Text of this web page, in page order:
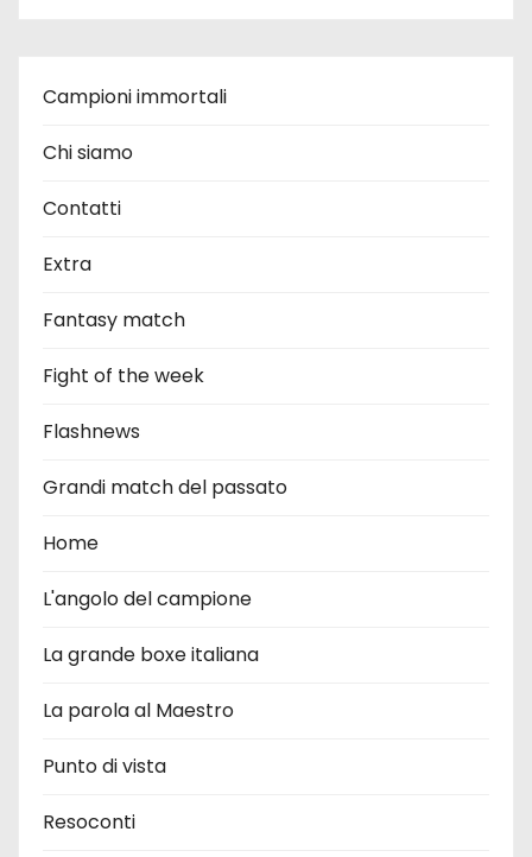
Campioni immortali
Chi siamo
Contatti
Extra
Fantasy match
Fight of the week
Flashnews
Grandi match del passato
Home
L'angolo del campione
La grande boxe italiana
La parola al Maestro
Punto di vista
Resoconti